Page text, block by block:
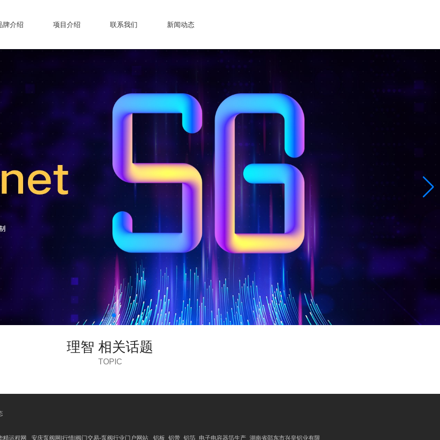
牌介绍 项目介绍 联系我们 新闻动态
理智 相关话题
TOPIC
精运程网 安庆泵阀网|行情|阀门交易-泵阀行业门户网站 铝板_铝带_铝箔_电子电容器箔生产_湖南省邵东市兴皇铝业有限